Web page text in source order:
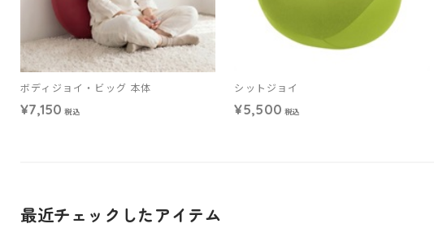
ボディジョイ・ビッグ 本体
¥7,150 税込
シットジョイ
¥5,500 税込
最近チェックしたアイテム